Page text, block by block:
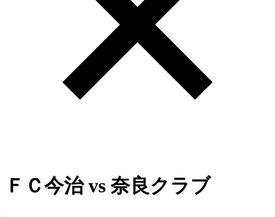
ＦＣ今治vs 奈良クラブ